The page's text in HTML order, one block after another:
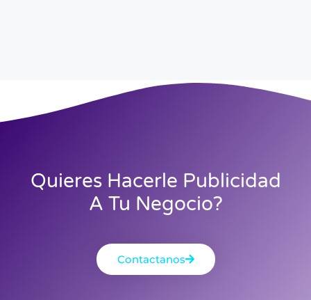
Quieres Hacerle Publicidad
A Tu Negocio?
Contactanos